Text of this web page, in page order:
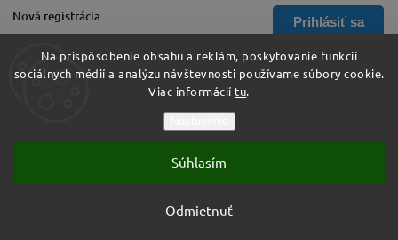
Na prispôsobenie obsahu a reklám, poskytovanie funkcií
sociálnych médií a analýzu návštevnosti používame súbory cookie.
Viac informácií tu.
Odmietnuť
Súhlasím
Prihlásiť sa
Nová registrácia
Zabudnuté heslo
Vytvoril Shoptet
Hurá do školy. Všetky práva vyhradené.
Upraviť nastavenie cookies
Shoptet| Design